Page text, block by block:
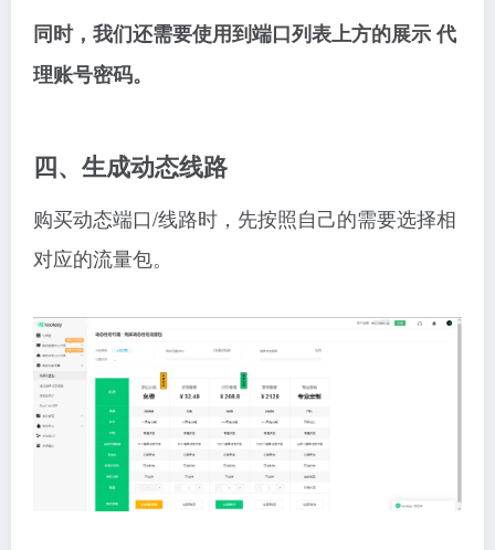
同时，我们还需要使用到端口列表上方的展示 代
理账号密码。
四、生成动态线路
购买动态端口/线路时，先按照自己的需要选择相
对应的流量包。